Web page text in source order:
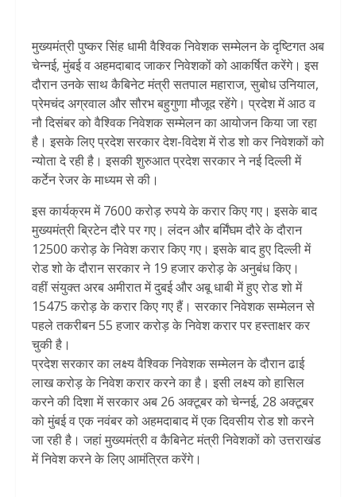
मुख्यमंत्री पुष्कर सिंह धामी वैश्विक निवेशक सम्मेलन के दृष्टिगत अब
चेन्नई, मुंबई व अहमदाबाद जाकर निवेशकों को आकर्षित करेंगे। इस
दौरान उनके साथ कैबिनेट मंत्री सतपाल महाराज, सुबोध उनियाल,
प्रेमचंद अग्रवाल और सौरभ बहुगुणा मौजूद रहेंगे। प्रदेश में आठ व
नौ दिसंबर को वैश्विक निवेशक सम्मेलन का आयोजन किया जा रहा
है। इसके लिए प्रदेश सरकार देश-विदेश में रोड शो कर निवेशकों को
न्योता दे रही है। इसकी शुरुआत प्रदेश सरकार ने नई दिल्ली में
कर्टेन रेजर के माध्यम से की।
इस कार्यक्रम में 7600 करोड़ रुपये के करार किए गए। इसके बाद
मुख्यमंत्री ब्रिटेन दौरे पर गए। लंदन और बर्मिंघम दौरे के दौरान
12500 करोड़ के निवेश करार किए गए। इसके बाद हुए दिल्ली में
रोड शो के दौरान सरकार ने 19 हजार करोड़ के अनुबंध किए।
वहीं संयुक्त अरब अमीरात में दुबई और अबू धाबी में हुए रोड शो में
15475 करोड़ के करार किए गए हैं। सरकार निवेशक सम्मेलन से
पहले तकरीबन 55 हजार करोड़ के निवेश करार पर हस्ताक्षर कर
चुकी है।
प्रदेश सरकार का लक्ष्य वैश्विक निवेशक सम्मेलन के दौरान ढाई
लाख करोड़ के निवेश करार करने का है। इसी लक्ष्य को हासिल
करने की दिशा में सरकार अब 26 अक्टूबर को चेन्नई, 28 अक्टूबर
को मुंबई व एक नवंबर को अहमदाबाद में एक दिवसीय रोड शो करने
जा रही है। जहां मुख्यमंत्री व कैबिनेट मंत्री निवेशकों को उत्तराखंड
में निवेश करने के लिए आमंत्रित करेंगे।